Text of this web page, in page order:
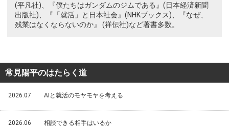
(平凡社)、『僕たちはガンダムのジムである』(日本経済新聞
出版社)、『「就活」と日本社会』(NHKブックス)、『なぜ、
残業はなくならないのか』 (祥伝社)など著書多数。
常見陽平のはたらく道
2026.07 AIと就活のモヤモヤを考える
2026.06 相談できる相手はいるか